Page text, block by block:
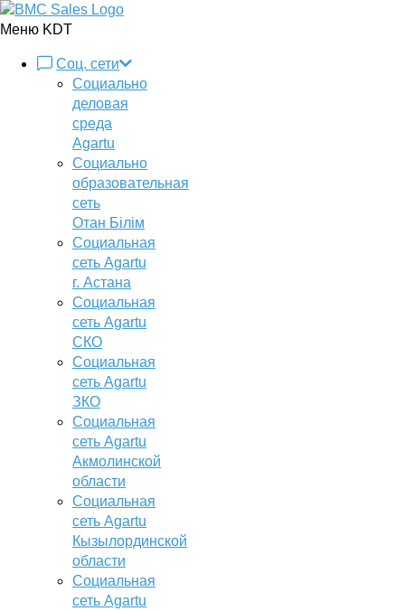
Меню KDT
Соц. сети
Социально
деловая
среда
Agartu
Социально
образовательная
сеть
Отан Бiлiм
Социальная
сеть Agartu
г. Астана
Социальная
сеть Agartu
СКО
Социальная
сеть Agartu
ЗКО
Социальная
сеть Agartu
Акмолинской
области
Социальная
сеть Agartu
Кызылординской
области
Социальная
сеть Agartu